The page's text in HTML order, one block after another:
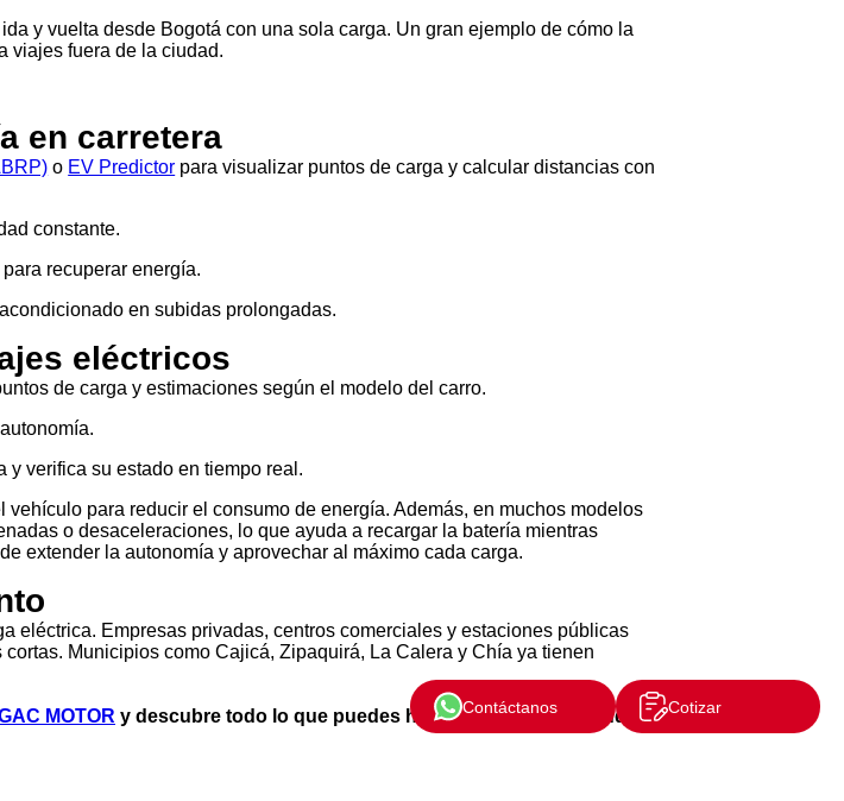
Contáctanos Cotizar
y vuelta desde Bogotá con una sola carga. Un gran ejemplo de cómo la
viajes fuera de la ciudad.
en carretera
o EV Predictor para visualizar puntos de carga y calcular distancias con
constante.
recuperar energía.
en subidas prolongadas.
eléctricos
de carga y estimaciones según el modelo del carro.
verifica su estado en tiempo real.
vehículo para reducir el consumo de energía. Además, en muchos modelos
o desaceleraciones, lo que ayuda a recargar la batería mientras
extender la autonomía y aprovechar al máximo cada carga.
eléctrica. Empresas privadas, centros comerciales y estaciones públicas
Municipios como Cajicá, Zipaquirá, La Calera y Chía ya tienen
MOTOR y descubre todo lo que puedes hacer más allá de la ciudad